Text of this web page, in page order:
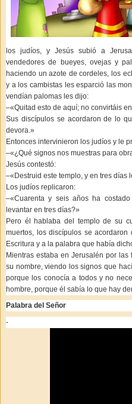
los judíos, y Jesús subió a
vendedores de bueyes, ovejas y
haciendo un azote de cordeles, los
y a los cambistas les esparció las
vendían palomas les dijo:
–«Quitad esto de aquí; no convirtáis
Sus discípulos se acordaron de lo
devora.»
Entonces intervinieron los judíos y le
–«¿Qué signos nos muestras para
Jesús contestó:
–«Destruid este templo, y en tres días
Los judíos replicaron:
–«Cuarenta y seis años ha
levantar en tres días?»
Pero él hablaba del templo de su
muertos, los discípulos se
Escritura y a la palabra que había
Mientras estaba en Jerusalén por
su nombre, viendo los signos que
porque los conocía a todos y no
hombre, porque él sabía lo que hay
Palabra del Señor
-